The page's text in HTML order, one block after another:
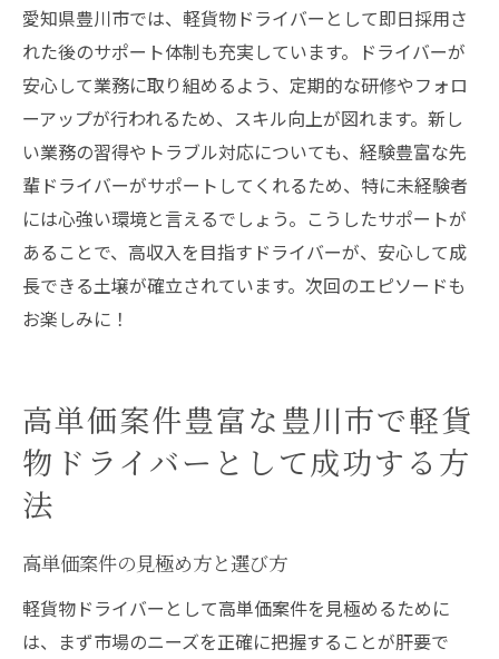
愛知県豊川市では、軽貨物ドライバーとして即日採用さ
れた後のサポート体制も充実しています。ドライバーが
安心して業務に取り組めるよう、定期的な研修やフォロ
ーアップが行われるため、スキル向上が図れます。新し
い業務の習得やトラブル対応についても、経験豊富な先
輩ドライバーがサポートしてくれるため、特に未経験者
には心強い環境と言えるでしょう。こうしたサポートが
あることで、高収入を目指すドライバーが、安心して成
長できる土壌が確立されています。次回のエピソードも
お楽しみに！
高単価案件豊富な豊川市で軽貨
物ドライバーとして成功する方
法
高単価案件の見極め方と選び方
軽貨物ドライバーとして高単価案件を見極めるために
は、まず市場のニーズを正確に把握することが肝要で